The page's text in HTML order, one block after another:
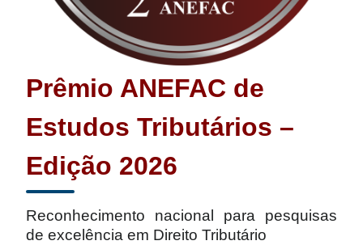
Prêmio ANEFAC de
Estudos Tributários –
Edição 2026
Reconhecimento nacional para pesquisas
de excelência em Direito Tributário